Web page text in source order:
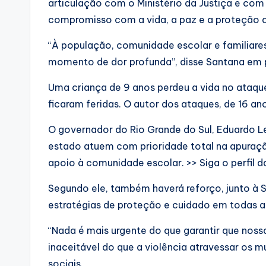
articulação com o Ministério da Justiça e
compromisso com a vida, a paz e a proteção
“À população, comunidade escolar e
momento de dor profunda”, disse Santana
Uma criança de 9 anos perdeu a vida no
ficaram feridas. O autor dos ataques, de 16
O governador do Rio Grande do Sul, Eduardo
estado atuem com prioridade total na
apoio à comunidade escolar. >> Siga o perfil
Segundo ele, também haverá reforço, junto à
estratégias de proteção e cuidado em todas
“Nada é mais urgente do que garantir que
inaceitável do que a violência atravessar os